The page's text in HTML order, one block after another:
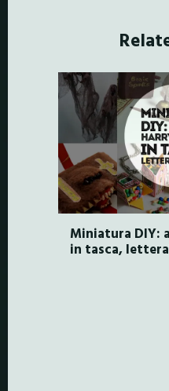
Miniatura DIY:
in tasca,